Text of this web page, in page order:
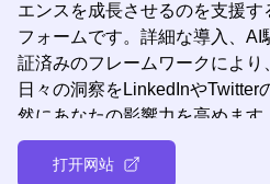
エンスを成長させるのを支援す
フォームです。詳細な導入、
証済みのフレームワークによ
日々の洞察をLinkedInやTwitter
然にあなたの影響力を高めます
たパブリックは、摩擦を取り除
幅し、ビジネスに最適なオー
打开网站